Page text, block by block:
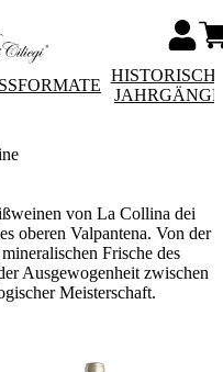
JAHRGÄNGE
von La Collina dei
oberen Valpantena. Von der
Frische des
Ausgewogenheit zwischen
Meisterschaft.